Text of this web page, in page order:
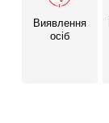
Виявлення
осіб